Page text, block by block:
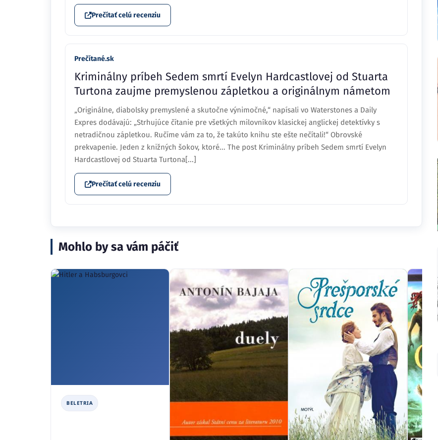
Prečítať celú recenziu
Prečítané.sk
Kriminálny príbeh Sedem smrtí Evelyn Hardcastlovej od Stuarta
Turtona zaujme premyslenou zápletkou a originálnym námetom
„Originálne, diabolsky premyslené a skutočne výnimočné,“ napísali vo Waterstones a Daily
Expres dodávajú: „Strhujúce čítanie pre všetkých milovníkov klasickej anglickej detektívky s
netradičnou zápletkou. Ručíme vám za to, že takúto knihu ste ešte nečítali!“ Obrovské
prekvapenie. Jeden z knižných šokov, ktoré... The post Kriminálny príbeh Sedem smrtí Evelyn
Hardcastlovej od Stuarta Turtona[...]
Prečítať celú recenziu
Mohlo by sa vám páčiť
BELETRIA